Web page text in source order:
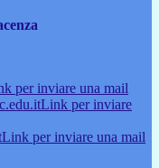
per inviare una mail
Link per inviare
Link per inviare una mail